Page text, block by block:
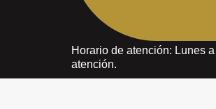
Horario de atención: Lunes
atención.